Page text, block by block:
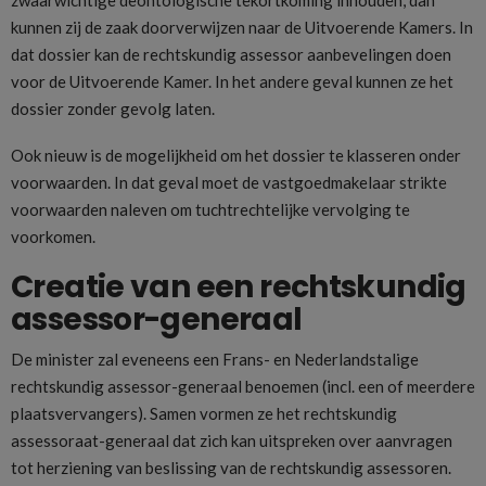
kunnen zij de zaak doorverwijzen naar de Uitvoerende Kamers. In
dat dossier kan de rechtskundig assessor aanbevelingen doen
voor de Uitvoerende Kamer. In het andere geval kunnen ze het
dossier zonder gevolg laten.
Ook nieuw is de mogelijkheid om het dossier te klasseren onder
voorwaarden. In dat geval moet de vastgoedmakelaar strikte
voorwaarden naleven om tuchtrechtelijke vervolging te
voorkomen.
Creatie van een rechtskundig
assessor-generaal
De minister zal eveneens een Frans- en Nederlandstalige
rechtskundig assessor-generaal benoemen (incl. een of meerdere
plaatsvervangers). Samen vormen ze het rechtskundig
assessoraat-generaal dat zich kan uitspreken over aanvragen
tot herziening van beslissing van de rechtskundig assessoren.